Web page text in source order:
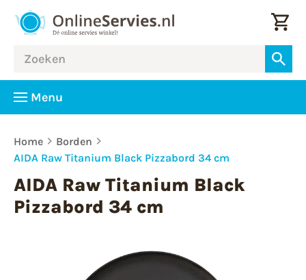
Menu
Home
Borden
AIDA Raw Titanium Black Pizzabord 34 cm
AIDA Raw Titanium Black
Pizzabord 34 cm